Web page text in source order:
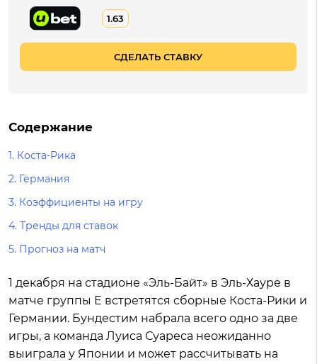
1.63
СДЕЛАТЬ СТАВКУ
Содержание
1. Коста-Рика
2. Германия
3. Коэффициенты на игру
4. Тренды для ставок
5. Прогноз на матч
1 декабря на стадионе «Эль-Байт» в Эль-Хауре в
матче группы Е встретятся сборные Коста-Рики и
Германии. Бундестим набрала всего одно за две
игры, а команда Луиса Суареса неожиданно
выиграла у Японии и может рассчитывать на